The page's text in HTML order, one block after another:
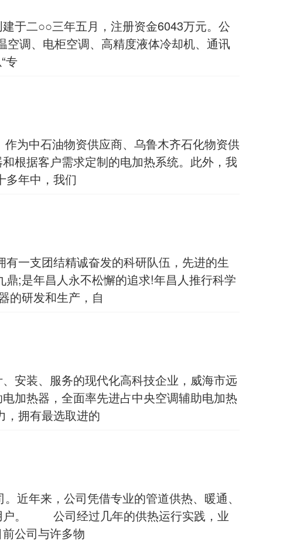
于二○○三年五月，注册资金6043万元。公
调、电柜空调、高精度液体冷却机、通讯
专
为中石油物资供应商、乌鲁木齐石化物资供
根据客户需求定制的电加热系统。此外，我
年中，我们
一支团结精诚奋发的科研队伍，先进的生
;是年昌人永不松懈的追求!年昌人推行科学
的研发和生产，自
安装、服务的现代化高科技企业，威海市远
加热器，全面率先进占中央空调辅助电加热
拥有最选取进的
近年来，公司凭借专业的管道供热、暖通、
户。 公司经过几年的供热运行实践，业
公司与许多物